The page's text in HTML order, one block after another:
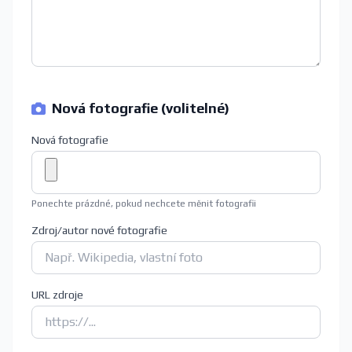
Nová fotografie (volitelné)
Nová fotografie
Ponechte prázdné, pokud nechcete měnit fotografii
Zdroj/autor nové fotografie
URL zdroje